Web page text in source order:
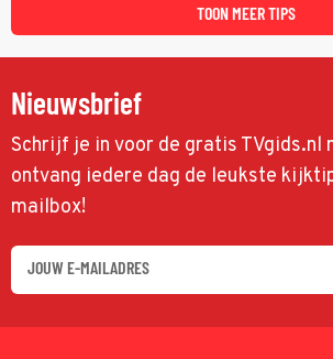
TOON MEER TIPS
Nieuwsbrief
Schrijf je in voor de gratis TVgids.nl
ontvang iedere dag de leukste
mailbox!